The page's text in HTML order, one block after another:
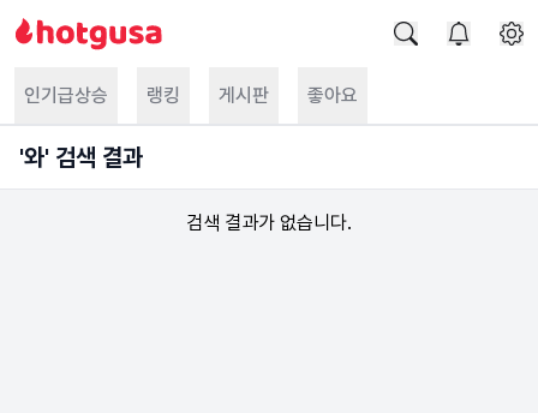
인기급상승 랭킹 게시판 좋아요
'와' 검색 결과
검색 결과가 없습니다.